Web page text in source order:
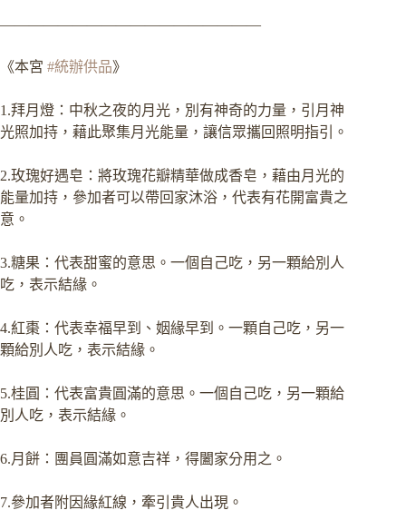
——————————————————
《本宮 #統辦供品》
1.拜月燈：中秋之夜的月光，別有神奇的力量，引月神
光照加持，藉此聚集月光能量，讓信眾攜回照明指引。
2.玫瑰好遇皂：將玫瑰花瓣精華做成香皂，藉由月光的
能量加持，參加者可以帶回家沐浴，代表有花開富貴之
意。
3.糖果：代表甜蜜的意思。一個自己吃，另一顆給別人
吃，表示結緣。
4.紅棗：代表幸福早到、姻緣早到。一顆自己吃，另一
顆給別人吃，表示結緣。
5.桂圓：代表富貴圓滿的意思。一個自己吃，另一顆給
別人吃，表示結緣。
6.月餅：團員圓滿如意吉祥，得闔家分用之。
7.參加者附因緣紅線，牽引貴人出現。